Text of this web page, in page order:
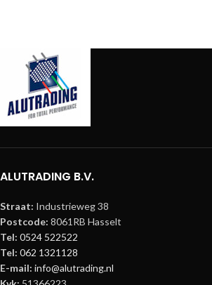
ALUTRADING B.V.
Straat: Industrieweg 38
Postcode: 8061RB Hasselt
Tel: 0524 522522
Tel: 062 1321128
E-mail: info@alutrading.nl